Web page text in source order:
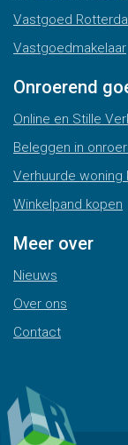
Vastgoed
Vastgoedmakelaar
Onroerend
Online en Stille
Beleggen in
Verhuurde woning
Winkelpand kopen
Meer over
Nieuws
Over ons
Contact